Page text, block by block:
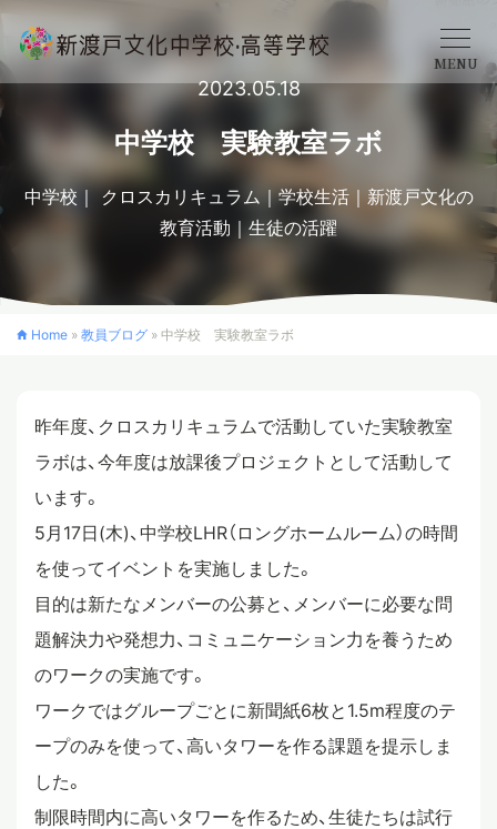
学校概要
中学校
高等学校
クロスカリキュラム
スタディツアー
ニュース
教員ブログ
在校生・保護者・卒業生の方へ
MENU
2023.05.18
中学校 実験教室ラボ
中学校 クロスカリキュラム 学校生活
新渡戸文化の
教育活動
生徒の活躍
Home » 教員ブログ » 中学校 実験教室ラボ
昨年度、クロスカリキュラムで活動していた実験教室
ラボは、今年度は放課後プロジェクトとして活動して
います。
5月17日(木)、中学校LHR（ロングホームルーム）の時間
を使ってイベントを実施しました。
目的は新たなメンバーの公募と、メンバーに必要な問
題解決力や発想力、コミュニケーション力を養うため
のワークの実施です。
ワークではグループごとに新聞紙6枚と1.5m程度のテ
ープのみを使って、高いタワーを作る課題を提示しま
した。
制限時間内に高いタワーを作るため、生徒たちは試行